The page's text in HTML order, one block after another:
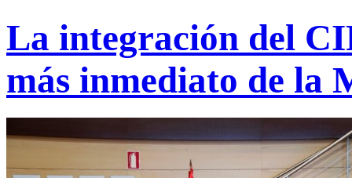
La integración del
más inmediato de la